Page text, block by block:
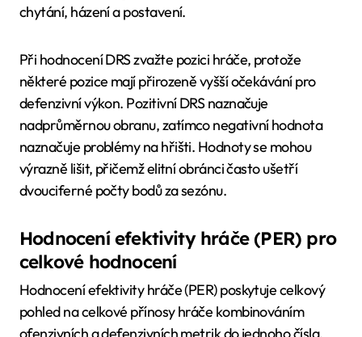
chytání, házení a postavení.
Při hodnocení DRS zvažte pozici hráče, protože
některé pozice mají přirozeně vyšší očekávání pro
defenzivní výkon. Pozitivní DRS naznačuje
nadprůměrnou obranu, zatímco negativní hodnota
naznačuje problémy na hřišti. Hodnoty se mohou
výrazně lišit, přičemž elitní obránci často ušetří
dvouciferné počty bodů za sezónu.
Hodnocení efektivity hráče (PER) pro
celkové hodnocení
Hodnocení efektivity hráče (PER) poskytuje celkový
pohled na celkové přínosy hráče kombinováním